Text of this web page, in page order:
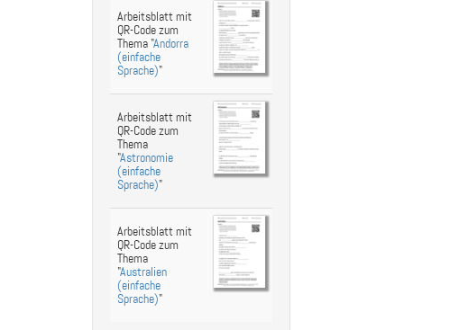
Arbeitsblatt mit
QR-Code zum
Thema "Andorra
(einfache
Sprache)"
Arbeitsblatt mit
QR-Code zum
Thema
"Astronomie
(einfache
Sprache)"
Arbeitsblatt mit
QR-Code zum
Thema
"Australien
(einfache
Sprache)"